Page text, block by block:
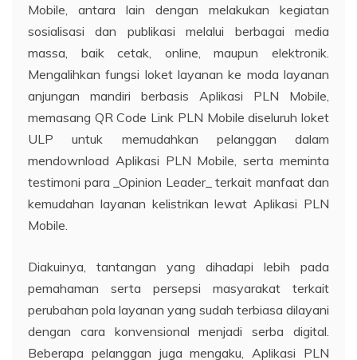
Mobile, antara lain dengan melakukan kegiatan
sosialisasi dan publikasi melalui berbagai media
massa, baik cetak, online, maupun elektronik.
Mengalihkan fungsi loket layanan ke moda layanan
anjungan mandiri berbasis Aplikasi PLN Mobile,
memasang QR Code Link PLN Mobile diseluruh loket
ULP untuk memudahkan pelanggan dalam
mendownload Aplikasi PLN Mobile, serta meminta
testimoni para _Opinion Leader_ terkait manfaat dan
kemudahan layanan kelistrikan lewat Aplikasi PLN
Mobile.
Diakuinya, tantangan yang dihadapi lebih pada
pemahaman serta persepsi masyarakat terkait
perubahan pola layanan yang sudah terbiasa dilayani
dengan cara konvensional menjadi serba digital.
Beberapa pelanggan juga mengaku, Aplikasi PLN